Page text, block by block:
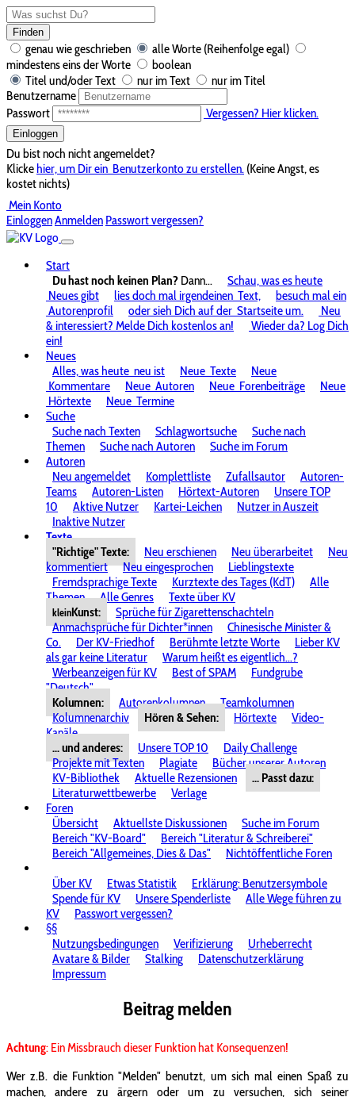
Finden
genau wie geschrieben
alle Worte (Reihenfolge egal)
mindestens eins der Worte
boolean
Titel und/oder Text
nur im Text
nur im Titel
Benutzername
Passwort
Vergessen? Hier klicken.
Einloggen
Du bist noch nicht angemeldet?
Klickehier, um Dir ein Benutzerkonto zu erstellen. (Keine Angst, es
kostet nichts)
Mein Konto
EinloggenAnmelden Passwort vergessen?
Start
Du hast noch keinen Plan? Dann...
Schau, was es heute
Neues gibt
lies doch mal irgendeinen Text,
besuch mal ein
Autorenprofil
oder sieh Dich auf der Startseite um.
Neu
& interessiert? Melde Dich kostenlos an!
Wieder da? Log Dich
ein!
Neues
Alles, was heute neu ist Neue Texte
Neue
Kommentare
Neue Autoren Neue Forenbeiträge
Neue
Hörtexte
Neue Termine
Suche
Suche nach Texten
Schlagwortsuche
Suche nach
Themen
Suche nach Autoren
Suche im Forum
Autoren
Neu angemeldet
Komplettliste Zufallsautor
Autoren-
Teams
Autoren-Listen Hörtext-Autoren
Unsere TOP
10
Aktive Nutzer Kartei-Leichen
Nutzer in Auszeit
Inaktive Nutzer
Texte
"Richtige" Texte:
Neu erschienen Neu überarbeitet
Neu
kommentiert
Neu eingesprochen
Lieblingstexte
Fremdsprachige Texte
Kurztexte des Tages (KdT)
Alle
Themen
Alle Genres Texte über KV
kleinKunst:
Sprüche für Zigarettenschachteln
Anmachsprüche für Dichter*innen
Chinesische Minister &
Co.
Der KV-Friedhof Berühmte letzte Worte
Lieber KV
als gar keine Literatur
Warum heißt es eigentlich...?
Werbeanzeigen für KV
Best of SPAM
Fundgrube
"Deutsch"
Kolumnen:
Autorenkolumnen
Teamkolumnen
Kolumnenarchiv
Hören & Sehen: Hörtexte
Video-
Kanäle
... und anderes:
Unsere TOP 10
Daily Challenge
Projekte mit Texten
Plagiate
Bücher unserer Autoren
KV-Bibliothek
Aktuelle Rezensionen
... Passt dazu:
Literaturwettbewerbe
Verlage
Foren
Übersicht
Aktuellste Diskussionen
Suche im Forum
Bereich "KV-Board"
Bereich "Literatur & Schreiberei"
Bereich "Allgemeines, Dies & Das"
Nichtöffentliche Foren
Über KV
Etwas Statistik
Erklärung: Benutzersymbole
Spende für KV
Unsere Spenderliste
Alle Wege führen zu
KV
Passwort vergessen?
§§
Nutzungsbedingungen
Verifizierung
Urheberrecht
Avatare & Bilder
Stalking
Datenschutzerklärung
Impressum
Beitrag melden
Achtung: Ein Missbrauch dieser Funktion hat Konsequenzen!
Wer z.B. die Funktion "Melden" benutzt, um sich mal einen Spaß zu
machen, andere zu ärgern oder um zu versuchen, sich seiner